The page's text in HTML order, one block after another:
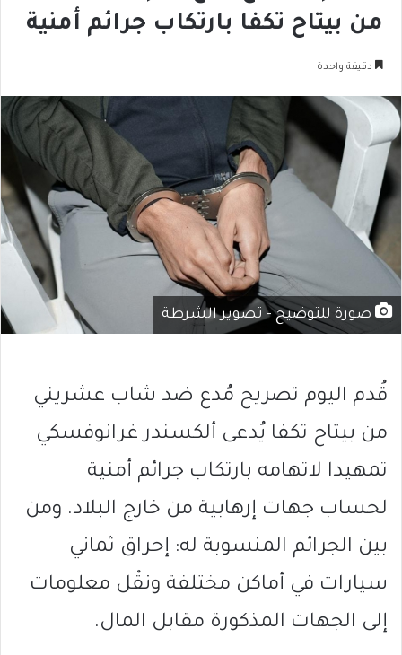
من بيتاح تكفا بارتكاب جرائم أمنية
دقيقة واحدة
صورة للتوضيح - تصوير الشرطة
قُدم اليوم تصريح مُدع ضد شاب عشريني
من بيتاح تكفا يُدعى ألكسندر غرانوفسكي
تمهيدا لاتهامه بارتكاب جرائم أمنية
لحساب جهات إرهابية من خارج البلاد. ومن
بين الجرائم المنسوبة له: إحراق ثماني
سيارات في أماكن مختلفة ونقْل معلومات
إلى الجهات المذكورة مقابل المال.